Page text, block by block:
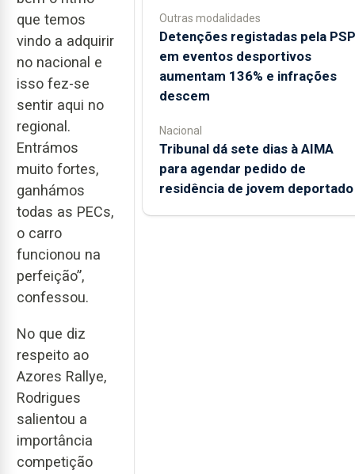
que temos
vindo a adquirir
no nacional e
isso fez-se
sentir aqui no
regional.
Entrámos
muito fortes,
ganhámos
todas as PECs,
o carro
funcionou na
perfeição”,
confessou.
No que diz
respeito ao
Azores Rallye,
Rodrigues
salientou a
importância
competição
Outras modalidades
Detenções registadas pela PSP
em eventos desportivos
aumentam 136% e infrações
descem
Nacional
Tribunal dá sete dias à AIMA
para agendar pedido de
residência de jovem deportado